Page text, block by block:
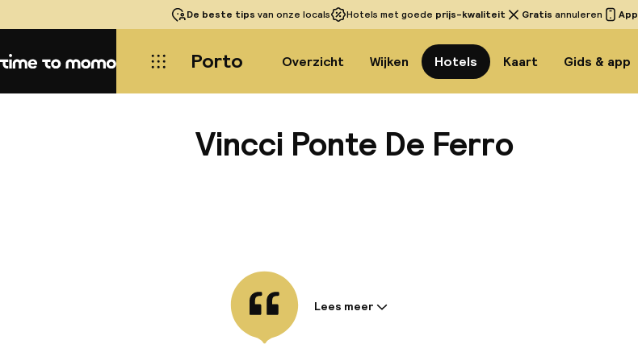
De beste tips van onze locals Hotels met goede prijs-kwaliteit Gratis annuleren App
Home Porto Overzicht Wijken Hotels Kaart Gids & app
Vincci Ponte De Ferro
Informatie gedeeld door de accommodatie:
Lees meer